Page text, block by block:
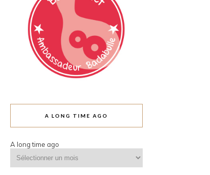
A LONG TIME AGO
A long time ago